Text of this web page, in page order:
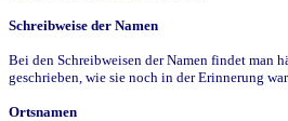
Schreibweise der Namen
Bei den Schreibweisen der Namen findet man
geschrieben, wie sie noch in der Erinnerung
Ortsnamen